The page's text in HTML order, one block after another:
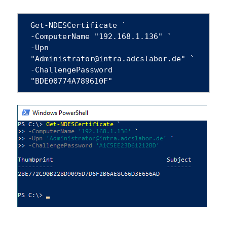
Get-NDESCertificate `
-ComputerName "192.168.1.136" `
-Upn
"Administrator@intra.adcslabor.de" `
-ChallengePassword
"BDE00774A789610F"